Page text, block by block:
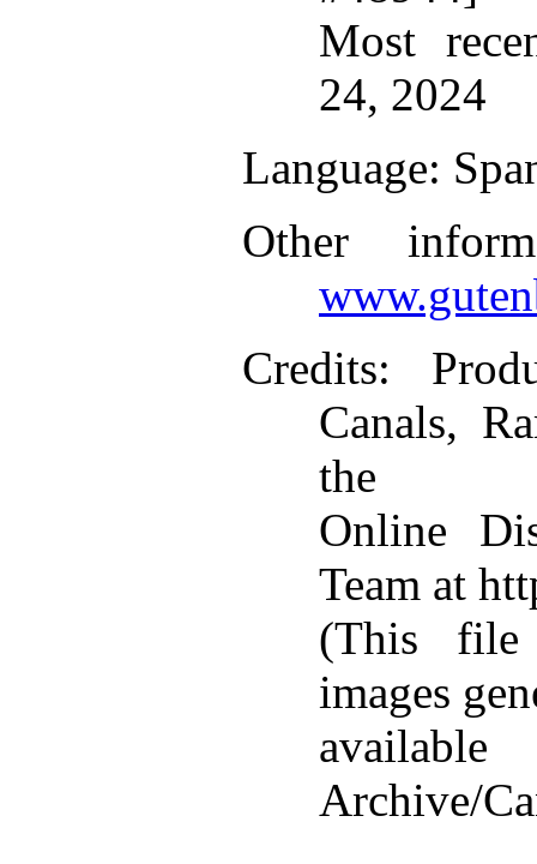
Most
24, 2024
Language:
Other
Credits:
Canals,
the
Online
Team at
(This file
images
Archive/